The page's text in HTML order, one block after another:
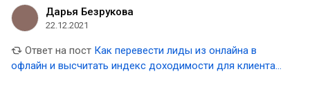
Дарья Безрукова
22.12.2021
Ответ на пост Как перевести лиды из онлайна в
офлайн и высчитать индекс доходимости для клиента